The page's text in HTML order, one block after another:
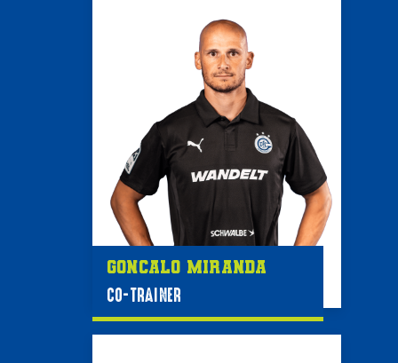
Goncalo Miranda
CO-TRAINER